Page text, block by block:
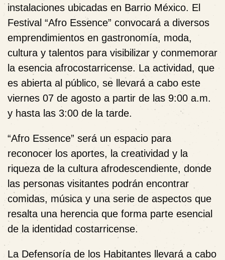
instalaciones ubicadas en Barrio México. El
Festival “Afro Essence” convocará a diversos
emprendimientos en gastronomía, moda,
cultura y talentos para visibilizar y conmemorar
la esencia afrocostarricense. La actividad, que
es abierta al público, se llevará a cabo este
viernes 07 de agosto a partir de las 9:00 a.m.
y hasta las 3:00 de la tarde.
“Afro Essence” será un espacio para
reconocer los aportes, la creatividad y la
riqueza de la cultura afrodescendiente, donde
las personas visitantes podrán encontrar
comidas, música y una serie de aspectos que
resalta una herencia que forma parte esencial
de la identidad costarricense.
La Defensoría de los Habitantes llevará a cabo